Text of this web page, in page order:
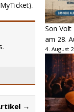
→
Son Volt
am 28.
4. August